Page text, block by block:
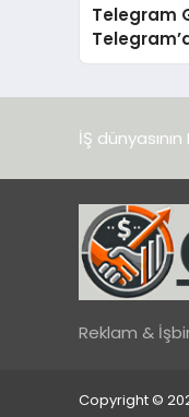
Telegram
İçin
İŞ
Reklam &
Copyright ©